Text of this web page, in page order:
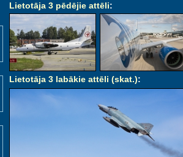
Lietotāja 3 pēdējie attēli:
Lietotāja 3 labākie attēli (skat.):